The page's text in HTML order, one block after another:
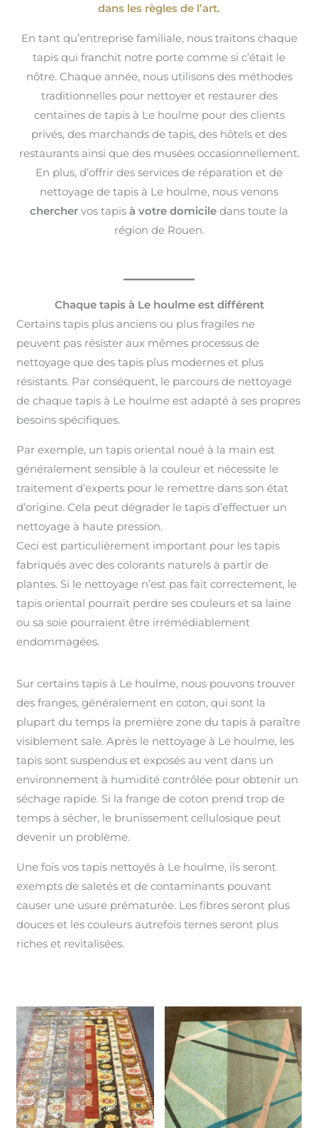
dans les règles de l’art.
En tant qu’entreprise familiale, nous traitons chaque
tapis qui franchit notre porte comme si c’était le
nôtre. Chaque année, nous utilisons des méthodes
traditionnelles pour nettoyer et restaurer des
centaines de tapis à Le houlme pour des clients
privés, des marchands de tapis, des hôtels et des
restaurants ainsi que des musées occasionnellement.
En plus, d’offrir des services de réparation et de
nettoyage de tapis à Le houlme, nous venons
chercher vos tapis à votre domicile dans toute la
région de Rouen.
Chaque tapis à Le houlme est différent
Certains tapis plus anciens ou plus fragiles ne
peuvent pas résister aux mêmes processus de
nettoyage que des tapis plus modernes et plus
résistants. Par conséquent, le parcours de nettoyage
de chaque tapis à Le houlme est adapté à ses propres
besoins spécifiques.
Par exemple, un tapis oriental noué à la main est
généralement sensible à la couleur et nécessite le
traitement d’experts pour le remettre dans son état
d’origine. Cela peut dégrader le tapis d’effectuer un
nettoyage à haute pression.
Ceci est particulièrement important pour les tapis
fabriqués avec des colorants naturels à partir de
plantes. Si le nettoyage n’est pas fait correctement, le
tapis oriental pourrait perdre ses couleurs et sa laine
ou sa soie pourraient être irrémédiablement
endommagées.
Sur certains tapis à Le houlme, nous pouvons trouver
des franges, généralement en coton, qui sont la
plupart du temps la première zone du tapis à paraître
visiblement sale. Après le nettoyage à Le houlme, les
tapis sont suspendus et exposés au vent dans un
environnement à humidité contrôlée pour obtenir un
séchage rapide. Si la frange de coton prend trop de
temps à sécher, le brunissement cellulosique peut
devenir un problème.
Une fois vos tapis nettoyés à Le houlme, ils seront
exempts de saletés et de contaminants pouvant
causer une usure prématurée. Les fibres seront plus
douces et les couleurs autrefois ternes seront plus
riches et revitalisées.